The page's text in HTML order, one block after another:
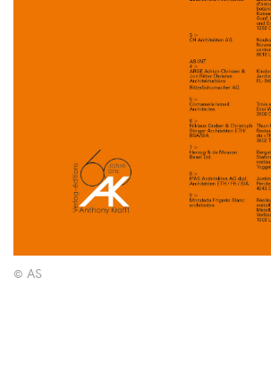
© AS